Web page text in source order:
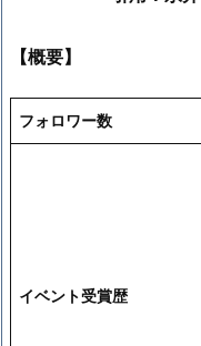
【概要】
フォロワー数
イベント受賞歴